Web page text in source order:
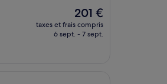
Le
nouveau
prix
201 €
taxes et frais compris
6 sept. - 7 sept.